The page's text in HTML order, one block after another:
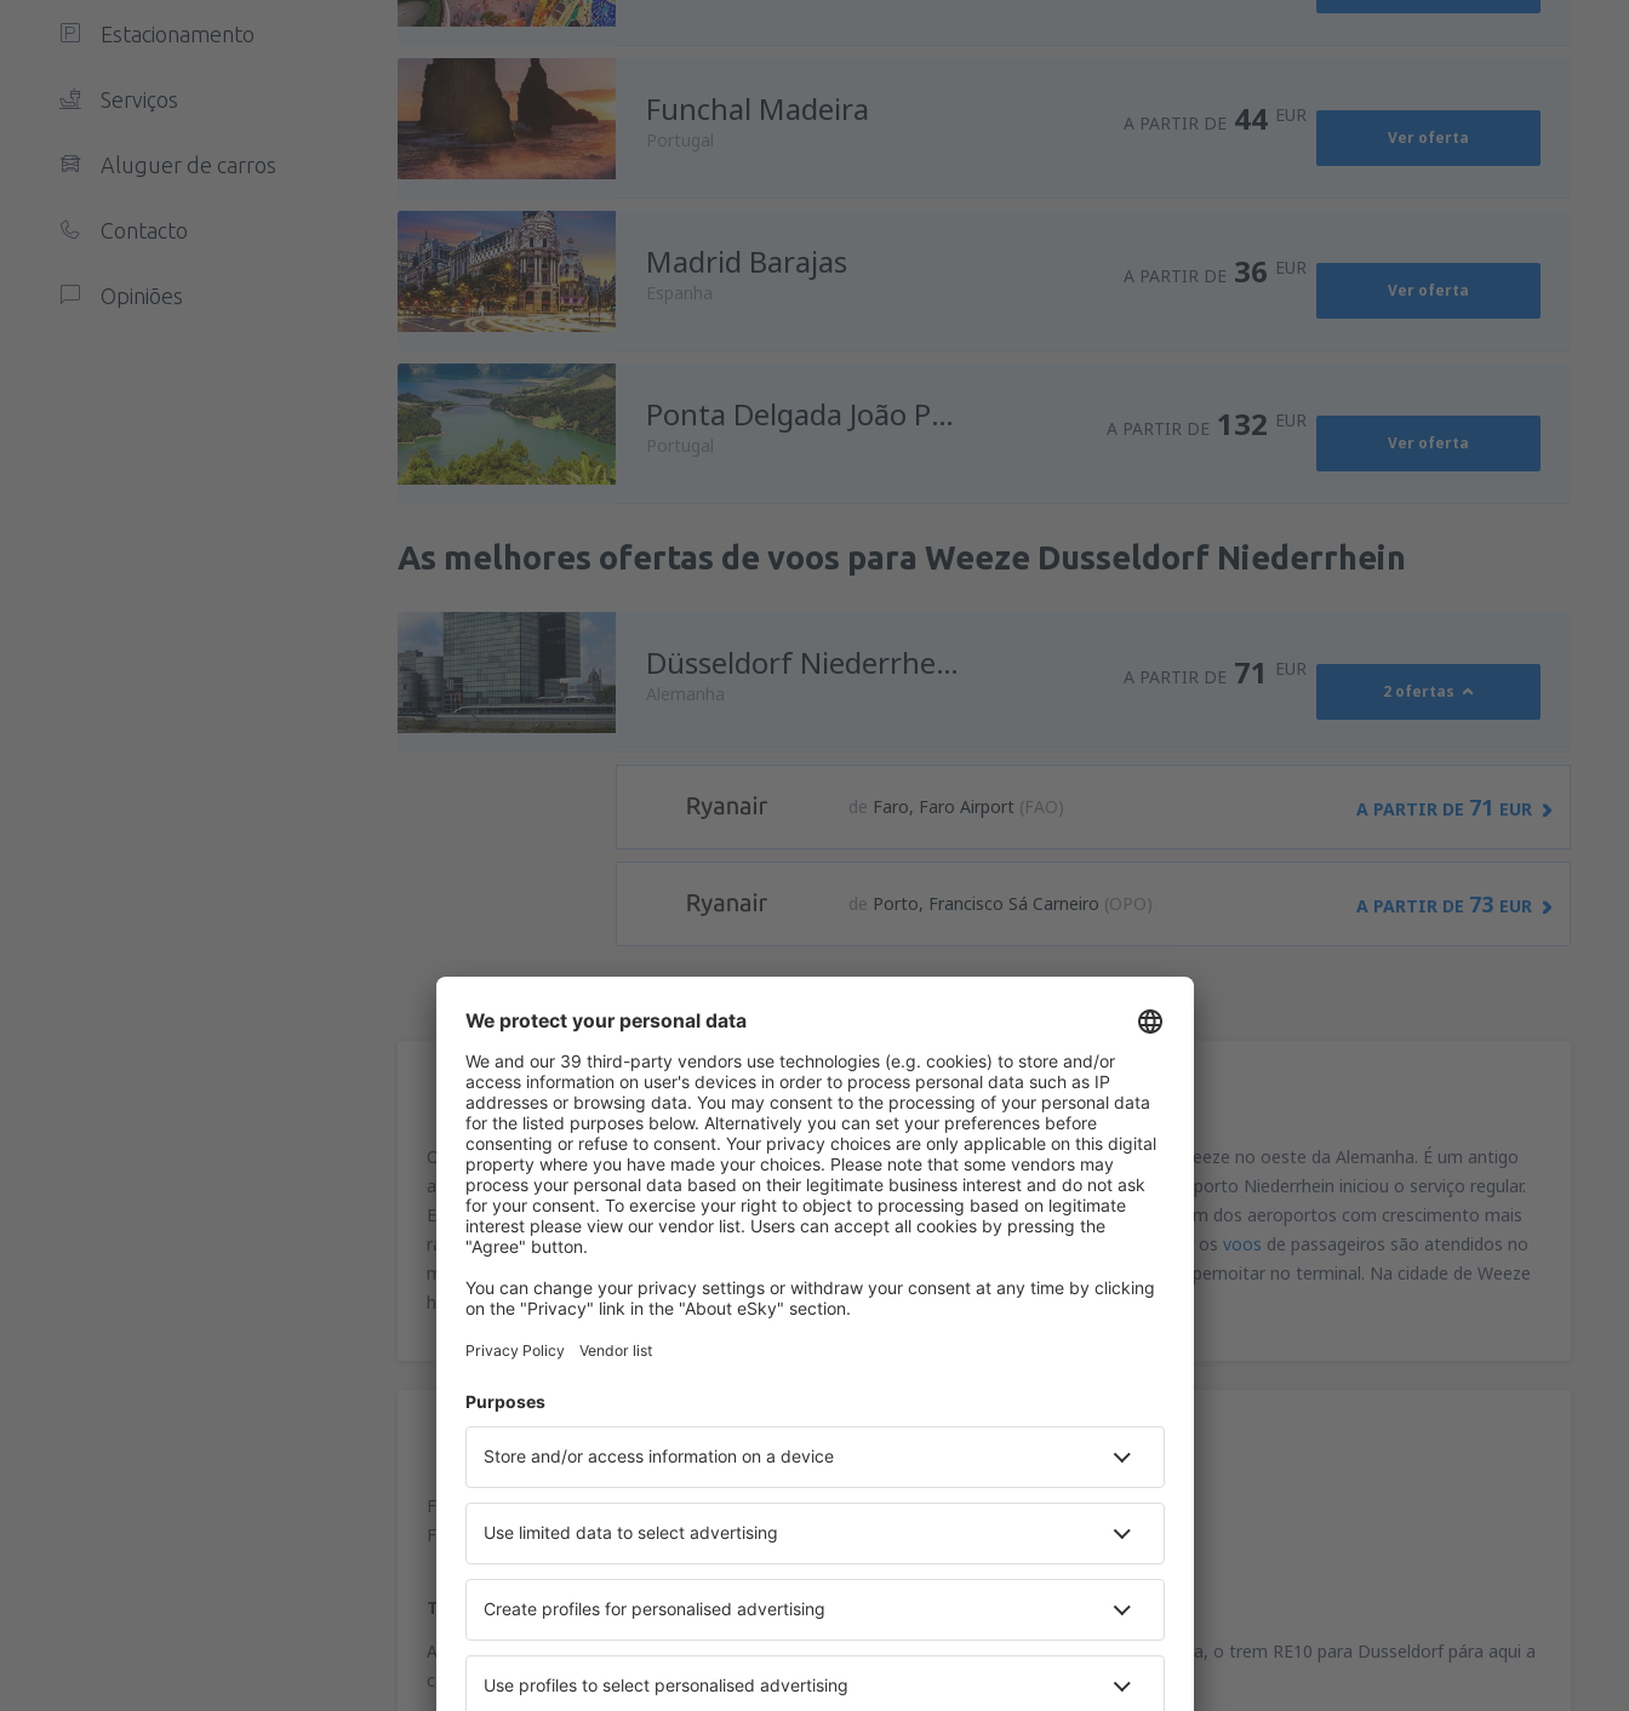
Estacionamento
Serviços
Aluguer de carros
Contacto
Opiniões
Funchal Madeira
Portugal
A PARTIR DE 44 EUR
Ver oferta
Madrid Barajas
Espanha
A PARTIR DE 36 EUR
Ver oferta
Ponta Delgada João Paulo II
Portugal
A PARTIR DE 132 EUR
Ver oferta
As melhores ofertas de voos para Weeze Dusseldorf Niederrhein
Düsseldorf Niederrhein
Alemanha
A PARTIR DE 71 EUR
2 ofertas
de Faro, Faro Airport (FAO) A PARTIR DE 71 EUR
de Porto, Francisco Sá Carneiro (OPO) A PARTIR DE 73 EUR
Informação
O aeroporto Weeze Niederrhein está localizado a 3,7 km para sudoeste da pequena cidade de Weeze no oeste da Alemanha. É um antigo
aeroporto militar. O novo terminal de passageiros foi construído em 2002. Em 2003, o novo aeroporto Niederrhein iniciou o serviço regular.
Em 2008, este aeroporto serviu mais de um milhão de passageiros, o que lhe deu a posição de um dos aeroportos com crescimento mais
rápido na Europa. O aeroporto é uma base de operações para a companhia aérea Ryanair. Todos os voos de passageiros são atendidos no
mesmo terminal. O terminal está aberto diariamente das 8:30 às 23:59 - não há possibilidade de pernoitar no terminal. Na cidade de Weeze
há algunshotéis.
Acesso
Flughafen Weeze/Niederrhein
Flughafen-Ring 60 D- 47652 Weeze
Trem
A estação ferroviária Weeze está situada a 5 minutos de carro do aeroporto. Nos dias de semana, o trem RE10 para Dusseldorf pára aqui a
cada 30 minutos. Entre o aeroporto e a estação ferroviária circula um ônibus pendular.